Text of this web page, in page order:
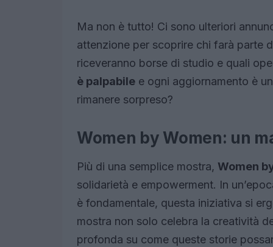
Ma non è tutto! Ci sono ulteriori
attenzione per scoprire chi farà parte
riceveranno borse di studio e quali
è palpabile e ogni aggiornamento è
rimanere sorpreso?
Women by Women: un
Più di una semplice mostra, Women
solidarietà e empowerment. In
è fondamentale, questa iniziativa si
mostra non solo celebra la creatività
profonda su come queste storie